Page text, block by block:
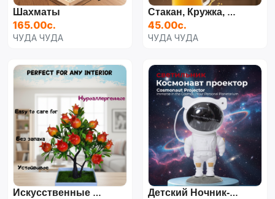
Шахматы
165.00с.
ЧУДА ЧУДА
Стакан, Кружка, Двухслойный Дизайнерский Стакан С Гелем Для Замораживания Внутри
45.00с.
ЧУДА ЧУДА
Искусственные Растения Детский Ночник-Проектор Звездного Неба "Космонавт"